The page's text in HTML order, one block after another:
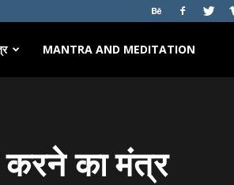
MANTRA AND MEDITATION
करने का मंत्र